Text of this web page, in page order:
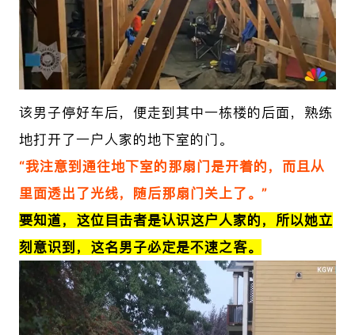
该男子停好车后，便走到其中一栋楼的后面，熟练
地打开了一户人家的地下室的门。
“我注意到通往地下室的那扇门是开着的，而且从
里面透出了光线，随后那扇门关上了。”
要知道， 这位目击者是认识这户人家的，所以她立
刻意识到，这名男子必定是不速之客。